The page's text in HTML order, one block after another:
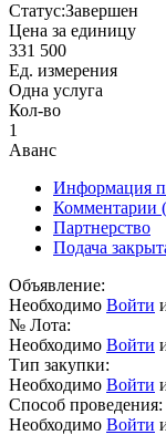
Статус:Завершен
Цена за единицу
331 500
Ед. измерения
Одна услуга
Кол-во
1
Аванс
Информация
Комментарии
Партнерство
Подача
Объявление:
Необходимо Войти
№ Лота:
Необходимо Войти
Тип закупки:
Необходимо Войти
Способ проведения:
Необходимо Войти